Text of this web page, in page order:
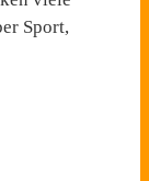
Sport,